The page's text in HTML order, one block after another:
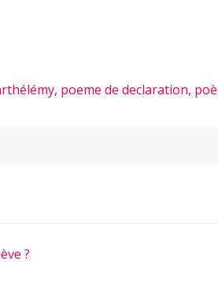
poeme de declaration,
?